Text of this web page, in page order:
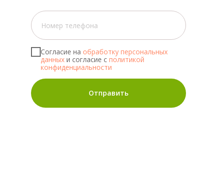
Согласие на обработку персональных
данных и согласие с политикой
конфиденциальности
Отправить